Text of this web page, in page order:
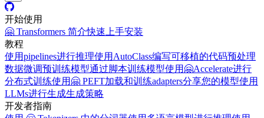
开始使用
🤗 Transformers 简介快速上手安装
教程
使用pipelines进行推理使用AutoClass编写可移植的代码预处理
数据微调预训练模型通过脚本训练模型使用🤗Accelerate进行
分布式训练使用🤗 PEFT加载和训练adapters分享您的模型使用
LLMs进行生成生成策略
开发者指南